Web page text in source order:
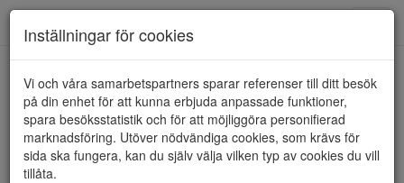
HEM ULRIKA DESIGN
Inställningar för cookies
Vi och våra samarbetspartners sparar referenser till ditt besök
på din enhet för att kunna erbjuda anpassade funktioner,
spara besöksstatistik och för att möjliggöra personifierad
marknadsföring. Utöver nödvändiga cookies, som krävs för
sida ska fungera, kan du själv välja vilken typ av cookies du vill
tillåta.